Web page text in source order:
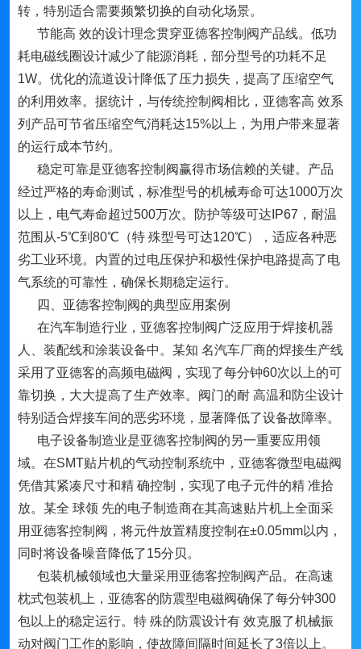
转，特别适合需要频繁切换的自动化场景。
节能高 效的设计理念贯穿亚德客控制阀产品线。低功
耗电磁线圈设计减少了能源消耗，部分型号的功耗不足
1W。优化的流道设计降低了压力损失，提高了压缩空气
的利用效率。据统计，与传统控制阀相比，亚德客高 效系
列产品可节省压缩空气消耗达15%以上，为用户带来显著
的运行成本节约。
稳定可靠是亚德客控制阀赢得市场信赖的关键。产品
经过严格的寿命测试，标准型号的机械寿命可达1000万次
以上，电气寿命超过500万次。防护等级可达IP67，耐温
范围从-5℃到80℃（特 殊型号可达120℃），适应各种恶
劣工业环境。内置的过电压保护和极性保护电路提高了电
气系统的可靠性，确保长期稳定运行。
四、亚德客控制阀的典型应用案例
在汽车制造行业，亚德客控制阀广泛应用于焊接机器
人、装配线和涂装设备中。某知 名汽车厂商的焊接生产线
采用了亚德客的高频电磁阀，实现了每分钟60次以上的可
靠切换，大大提高了生产效率。阀门的耐 高温和防尘设计
特别适合焊接车间的恶劣环境，显著降低了设备故障率。
电子设备制造业是亚德客控制阀的另一重要应用领
域。在SMT贴片机的气动控制系统中，亚德客微型电磁阀
凭借其紧凑尺寸和精 确控制，实现了电子元件的精 准拾
放。某全 球领 先的电子制造商在其高速贴片机上全面采
用亚德客控制阀，将元件放置精度控制在±0.05mm以内，
同时将设备噪音降低了15分贝。
包装机械领域也大量采用亚德客控制阀产品。在高速
枕式包装机上，亚德客的防震型电磁阀确保了每分钟300
包以上的稳定运行。特 殊的防震设计有 效克服了机械振
动对阀门工作的影响，使故障间隔时间延长了3倍以上。